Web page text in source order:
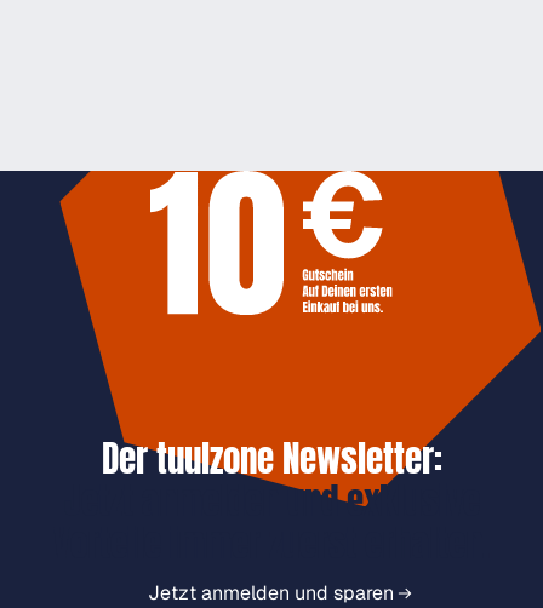
Der tuulzone Newsletter:
Jetzt anmelden und exklusive
Jetzt anmelden und sparen